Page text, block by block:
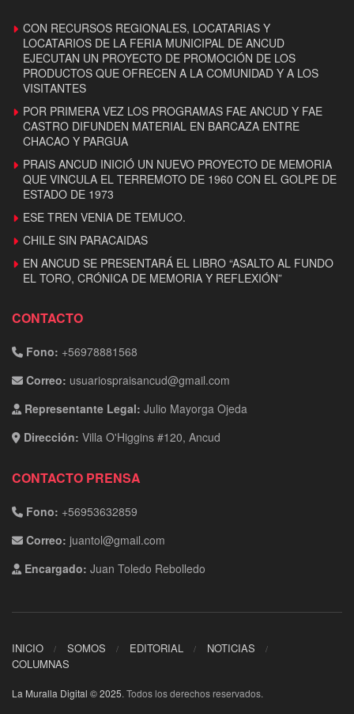
CON RECURSOS REGIONALES, LOCATARIAS Y
LOCATARIOS DE LA FERIA MUNICIPAL DE ANCUD
EJECUTAN UN PROYECTO DE PROMOCIÓN DE LOS
PRODUCTOS QUE OFRECEN A LA COMUNIDAD Y A LOS
VISITANTES
POR PRIMERA VEZ LOS PROGRAMAS FAE ANCUD Y FAE
CASTRO DIFUNDEN MATERIAL EN BARCAZA ENTRE
CHACAO Y PARGUA
PRAIS ANCUD INICIÓ UN NUEVO PROYECTO DE MEMORIA
QUE VINCULA EL TERREMOTO DE 1960 CON EL GOLPE DE
ESTADO DE 1973
ESE TREN VENIA DE TEMUCO.
CHILE SIN PARACAIDAS
EN ANCUD SE PRESENTARÁ EL LIBRO “ASALTO AL FUNDO
EL TORO, CRÓNICA DE MEMORIA Y REFLEXIÓN”
CONTACTO
Fono: +56978881568
Correo: usuariospraisancud@gmail.com
Representante Legal: Julio Mayorga Ojeda
Dirección: Villa O'Higgins #120, Ancud
CONTACTO PRENSA
Fono: +56953632859
Correo: juantol@gmail.com
Encargado: Juan Toledo Rebolledo
INICIO SOMOS EDITORIAL
NOTICIAS
COLUMNAS
La Muralla Digital © 2025. Todos los derechos reservados.